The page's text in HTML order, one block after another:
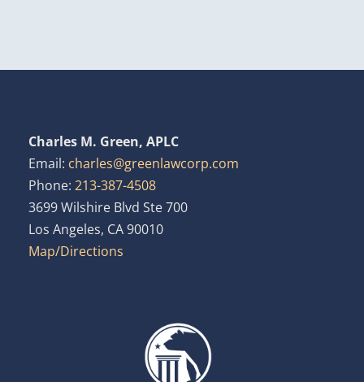
Charles M. Green, APLC
Email: charles@greenlawcorp.com
Phone: 213-387-4508
3699 Wilshire Blvd Ste 700
Los Angeles, CA 90010
Map/Directions